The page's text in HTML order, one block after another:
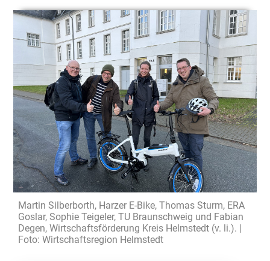
Martin Silberborth, Harzer E-Bike, Thomas Sturm, ERA
Goslar, Sophie Teigeler, TU Braunschweig und Fabian
Degen, Wirtschaftsförderung Kreis Helmstedt (v. li.). |
Foto: Wirtschaftsregion Helmstedt